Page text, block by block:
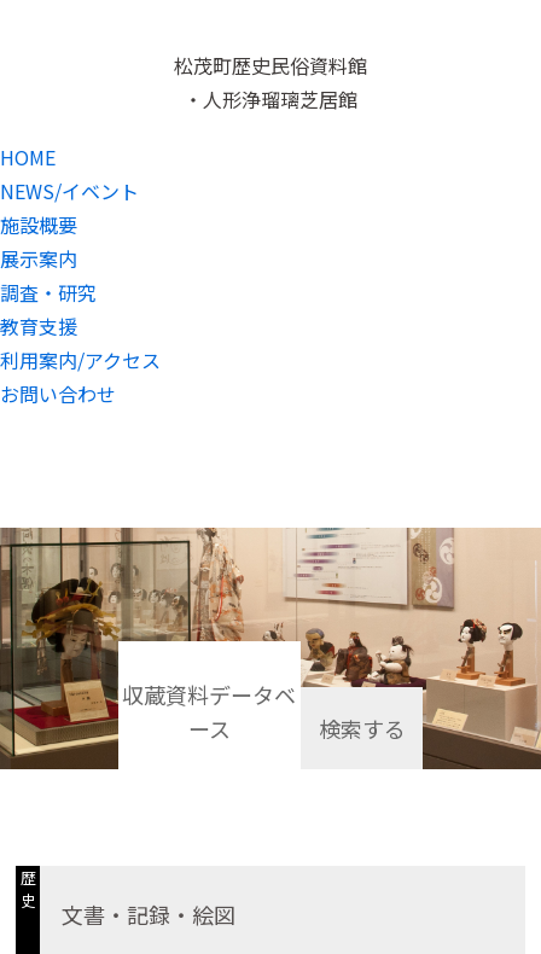
松茂町歴史民俗資料館
・人形浄瑠璃芝居館
HOME
NEWS/イベント
施設概要
展示案内
調査・研究
教育支援
利用案内/アクセス
お問い合わせ
収蔵資料データベ
ース
検索する
歴
史
文書・記録・絵図